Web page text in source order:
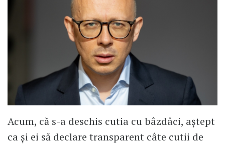
Acum, că s-a deschis cutia cu bâzdâci, aștept
ca și ei să declare transparent câte cutii de